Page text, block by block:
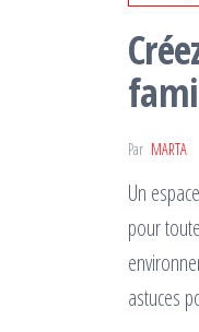
Par MARTA
Un
pour
astuces